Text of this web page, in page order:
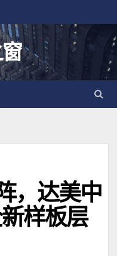
，达美中
样板层